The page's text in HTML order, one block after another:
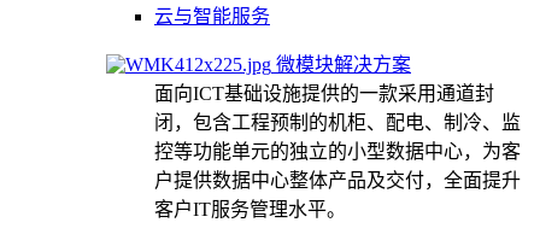
云与智能服务
微模块解决方案
面向ICT基础设施提供的一款采用通道封
闭，包含工程预制的机柜、配电、制冷、监
控等功能单元的独立的小型数据中心，为客
户提供数据中心整体产品及交付，全面提升
客户IT服务管理水平。